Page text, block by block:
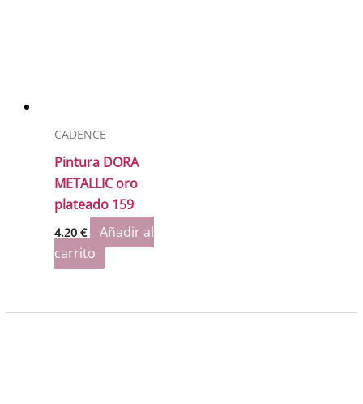
CADENCE
Pintura DORA
METALLIC oro
plateado 159
4.20€
Añadir al
carrito